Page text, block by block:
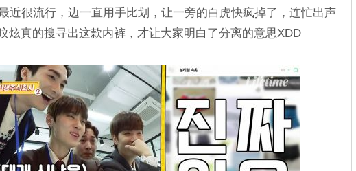
近很流行，边一直用手比划，让一旁的白虎快疯掉了，连忙出声
炫真的搜寻出这款内裤，才让大家明白了分离的意思XDD